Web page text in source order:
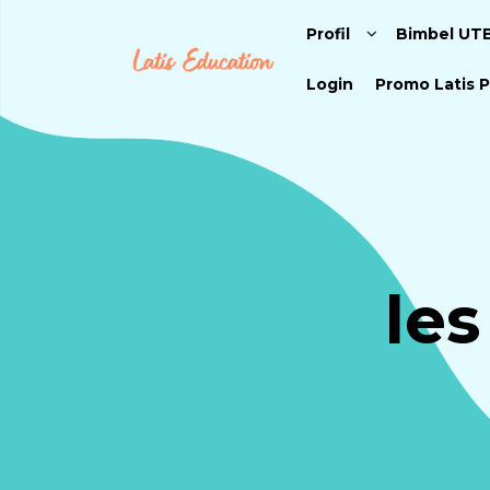
Profil Bimbel
Login Promo Latis